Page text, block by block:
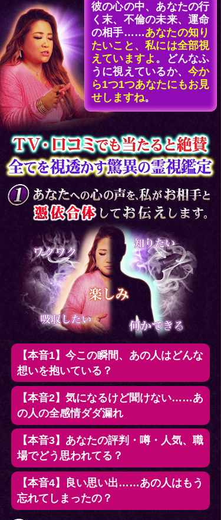
彼の心の中、あなたの行
く末、不倫の未来、運命
の相手……あなたの知り
たいこと、私には全部視
えていますよ 。どんなふ
うに視えているか、 今か
ら1つ1つあなたにもお見
せしますね。
【本音1】今この瞬間、あの人はどんな
想いを抱いている？
【本音2】気になるけど聞けない……あ
の人の全感情ダダ漏れ
【本音3】あなたの評判・噂・人気、職
場でどう思われてる？
【本音4】良い思い出……あの人はもう
忘れてしまったの？